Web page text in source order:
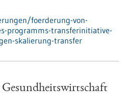
foerderung-von-
programms-transferinitiative-
skalierung-transfer